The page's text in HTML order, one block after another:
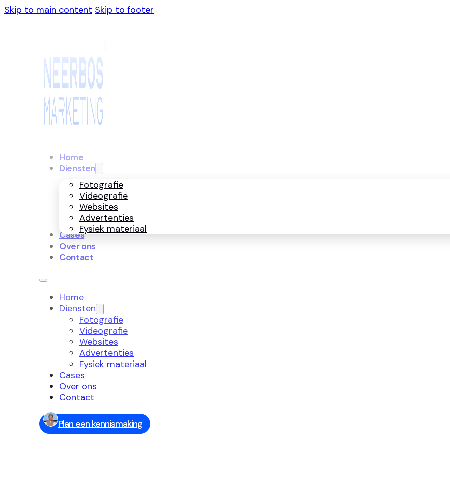
Skip to main content Skip to footer
Home
Diensten
Fotografie
Videografie
Websites
Advertenties
Fysiek materiaal
Cases
Over ons
Contact
Home
Diensten
Fotografie
Videografie
Websites
Advertenties
Fysiek materiaal
Cases
Over ons
Contact
Plan een kennismaking